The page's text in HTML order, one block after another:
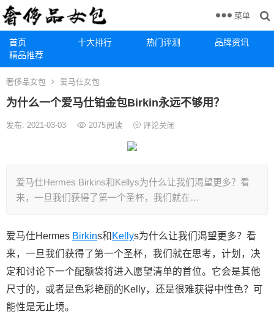
首页 十大排行 热门评测
品牌资讯
精品推荐
菜单
奢侈品女包 爱马仕女包
为什么一个爱马仕铂金包Birkin永远不够用？
发布: 2021-03-03 2075阅读 评论关闭
爱马仕Hermes Birkins和Kellys为什么让我们渴望更多？看
来，一旦我们获得了第一个圣杯，我们就在…
爱马仕Hermes Birkins和 Kellys为什么让我们渴望更多？看
来，一旦我们获得了第一个圣杯，我们就在思考，计划，决
定和讨论下一个配额袋将进入愿望清单的首位。它会是其他
尺寸的，或者是色彩艳丽的Kelly，还是很难获得中性色？可
能性是无止境。